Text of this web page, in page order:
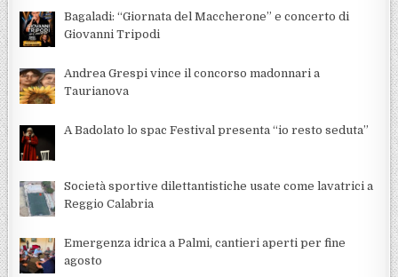
Bagaladi: “Giornata del Maccherone” e concerto di
Giovanni Tripodi
Andrea Grespi vince il concorso madonnari a
Taurianova
A Badolato lo spac Festival presenta “io resto seduta”
Società sportive dilettantistiche usate come lavatrici a
Reggio Calabria
Emergenza idrica a Palmi, cantieri aperti per fine
agosto